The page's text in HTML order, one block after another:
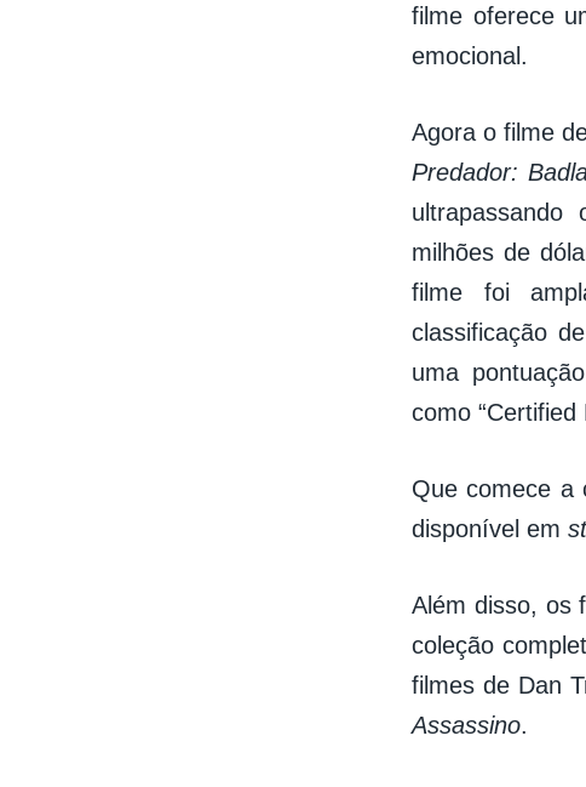
filme oferece
emocional.
Agora o filme
Predador:
milhões de
filme foi
classificação
uma
como “Certified
Que comece a
disponível em
Além disso, os
coleção
filmes de Dan
Assassino.